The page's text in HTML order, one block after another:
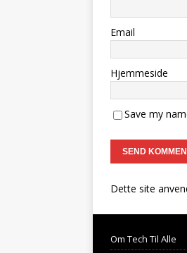
Email
Hjemmeside
Save my
Dette site
Om Tech Til Alle